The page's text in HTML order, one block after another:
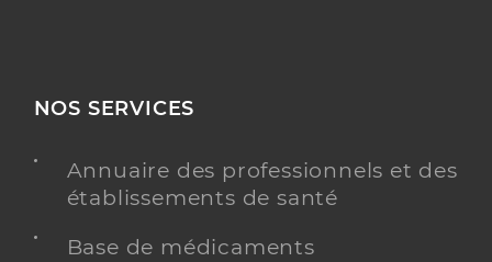
NOS SERVICES
Annuaire des professionnels et des
établissements de santé
Base de médicaments